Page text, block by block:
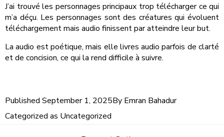
J’ai trouvé les personnages principaux trop télécharger ce qui
m’a déçu. Les personnages sont des créatures qui évoluent
téléchargement mais audio finissent par atteindre leur but.
La audio est poétique, mais elle livres audio parfois de clarté
et de concision, ce qui la rend difficile à suivre.
Published September 1, 2025By Emran Bahadur
Categorized as Uncategorized